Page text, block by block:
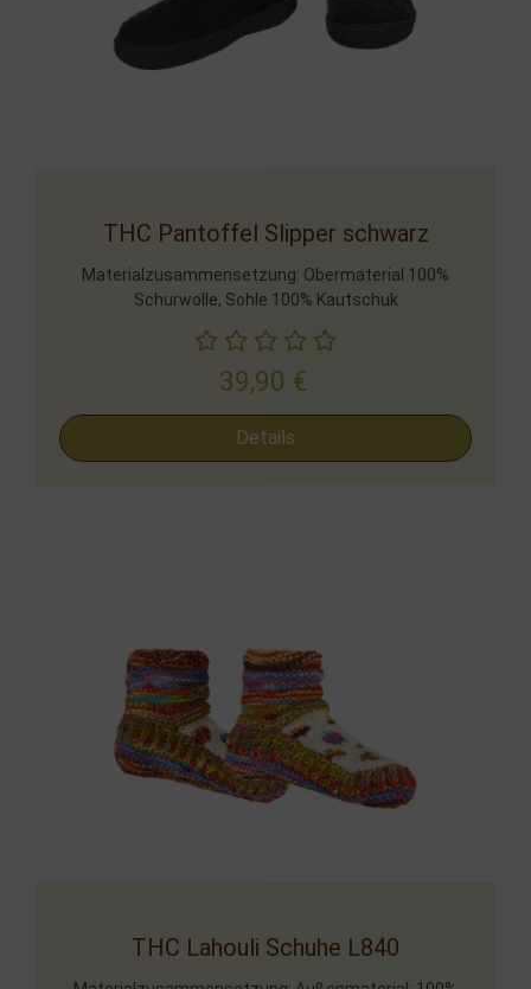
THC Pantoffel Slipper schwarz
Materialzusammensetzung: Obermaterial 100%
Schurwolle, Sohle 100% Kautschuk
39,90 €
Details
THC Lahouli Schuhe L840